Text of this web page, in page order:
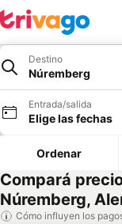
Destino
Núremberg
Entrada/salida
Elige las fechas
Ordenar
Compará
Núremberg,
Cómo influyen los